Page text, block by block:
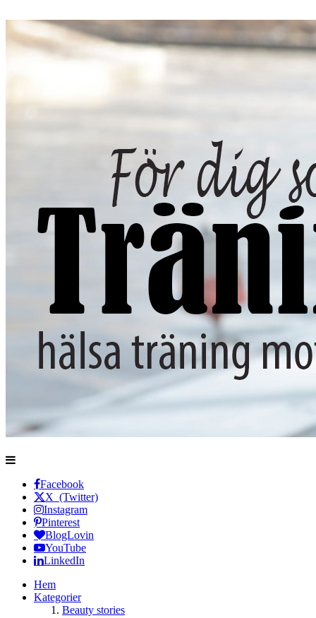
Facebook
X (Twitter)
Instagram
Pinterest
BlogLovin
YouTube
LinkedIn
Hem
Kategorier
Beauty stories